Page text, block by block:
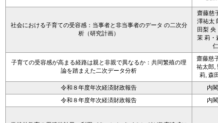
社会における子育ての受容感：当事者と非当事者のデータ の二次分
析（研究計画）
齋藤慈
澤祐太
田梨 央
茉 莉・
仁
子育ての受容感が高まる経路は親と非親で異なるか：共同繁殖の理
論を踏まえた二次データ分析
齋藤慈
祐太郎,
莉, 森
令和８年度年次経済財政報告
内
令和８年度年次経済財政報告
内